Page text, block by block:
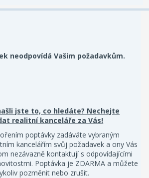
neodpovídá Vašim požadavkům.
jste to, co hledáte? Nechejte
realitní kanceláře za Vás!
poptávky zadáváte vybraným
kancelářím svůj požadavek a ony Vás
nezávazně kontaktují s odpovídajícími
Poptávka je ZDARMA a můžete
pozměnit nebo zrušit.